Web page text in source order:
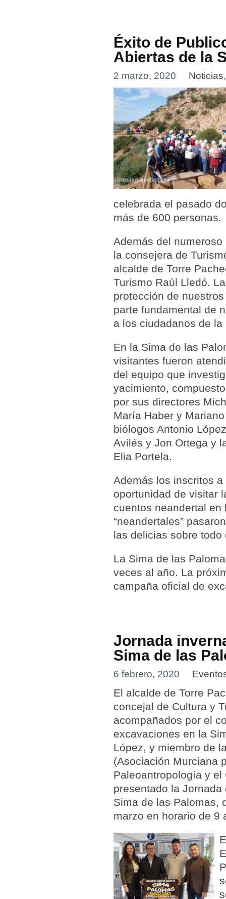
Éxito de
Abiertas de la
2 marzo, 2020 Noticias
celebrada el pasado
más de 600 personas.
Además del
la consejera de
alcalde de Torre
Turismo Raúl Lledó.
protección de
parte fundamental de
a los ciudadanos de
En la Sima de las
visitantes fueron
del equipo que
yacimiento,
por sus directores
María Haber y
biólogos Antonio
Avilés y Jon Ortega y
Elia Portela.
Además los inscritos
oportunidad de visitar
cuentos neandertal en
“neandertales”
las delicias sobre
La Sima de las
veces al año. La
campaña oficial de
Jornada
Sima de las
6 febrero, 2020
El alcalde de Torre
concejal de Cultura y
acompañados por el
excavaciones en la
López, y miembro de
(Asociación Murciana
Paleoantropología y el
presentado la
Sima de las Palomas,
marzo en horario de 9